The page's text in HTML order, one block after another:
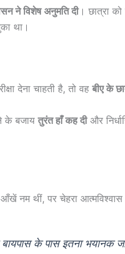
ने विशेष अनुमति दी। छात्रा को
था।
देना चाहती है, तो वह बीए के
के बजाय तुरंत हाँ कह दीऔर
नम थीं, पर चेहरा
के पास इतना भयानक